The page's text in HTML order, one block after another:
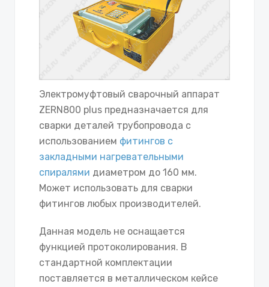
Электромуфтовый сварочный аппарат
ZERN800 plus предназначается для
сварки деталей трубопровода с
использованием фитингов с
закладными нагревательными
спиралями диаметром до 160 мм.
Может использовать для сварки
фитингов любых производителей.
Данная модель не оснащается
функцией протоколирования. В
стандартной комплектации
поставляется в металлическом кейсе